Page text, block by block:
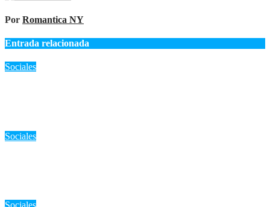
Por Romantica NY
Entrada relacionada
Sociales
Sociales